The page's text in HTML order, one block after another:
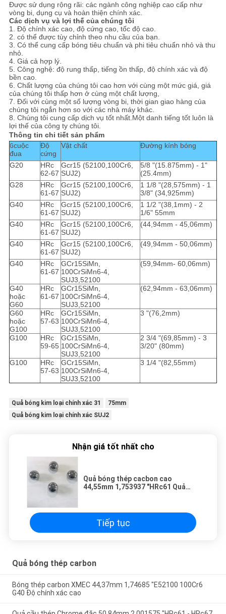
Được sử dụng rộng rãi: các ngành công nghiệp cao cấp như
vòng bi, dụng cụ và hoàn thiện chính xác.
Các dịch vụ và lợi thế của chúng tôi
1. Độ chính xác cao, độ cứng cao, tốc độ cao.
2. có thể được tùy chỉnh theo nhu cầu của bạn.
3. Có thể cung cấp bóng tiêu chuẩn và phi tiêu chuẩn nhỏ và thu
nhỏ.
4. Giá cả hợp lý.
5. Công nghệ: độ rung thấp, tiếng ồn thấp, độ chính xác và độ
bền cao.
6. Chất lượng của chúng tôi cao hơn với cùng một mức giá, giá
của chúng tôi thấp hơn ở cùng một chất lượng,
7. Đối với cùng một số lượng vòng bi, thời gian giao hàng của
chúng tôi ngắn hơn so với các nhà máy khác.
8. Chúng tôi cung cấp dịch vụ tốt nhất.Một danh tiếng tốt luôn là
lợi thế của công ty chúng tôi.
Thông tin chi tiết sản phẩm
Gcuộc
đua
Độ
cứng
Vật chất Đường kính bóng
G20
HRc
62-67
Gcr15 (52100,100Cr6,
SUJ2)
5/8 "(15.875mm) - 1"
(25.4mm)
G28
HRc
61-67
Gcr15 (52100,100Cr6,
SUJ2)
1 1/8 "(28,575mm) - 1
3/8" (34,925mm)
G40
HRc
61-67
Gcr15 (52100,100Cr6,
SUJ2)
1 1/2 "(38,1mm) - 2
1/6" 55mm
G40
HRc
61-67
Gcr15 (52100,100Cr6,
SUJ2)
(44,94mm - 45,06mm)
G40
HRc
61-67
Gcr15 (52100,100Cr6,
SUJ2)
(49,94mm - 50,06mm)
G40
HRc
61-67
GCr15SiMn,
100CrSiMn6-4,
SUJ3,52100
(59,94mm- 60,06mm)
G40
hoặc
G60
HRc
61-67
GCr15SiMn,
100CrSiMn6-4,
SUJ3,52100
(62,94mm - 63,06mm)
G60
hoặc
G100
HRc
57-63
GCr15SiMn,
100CrSiMn6-4,
SUJ3,52100
3 "(76,2mm)
G100
HRc
59-65
GCr15SiMn,
100CrSiMn6-4,
SUJ3,52100
2 3/4 "(69,85mm) - 3
3/20" (80mm)
G100
HRc
57-63
GCr15SiMn,
100CrSiMn6-4,
SUJ3,52100
3 1/4 "(82,55mm)
Quả bóng kim loại chính xác 31
75mm
Quả bóng kim loại chính xác SUJ2
Nhận giá tốt nhất cho
Quả bóng thép cacbon cao
44,55mm 1,753937 "HRc61 Quả
Tiếp tục
Quả bóng thép carbon
Bóng thép carbon XMEC 44,37mm 1,74685 "E52100 100Cr6
G40 Độ chính xác cao